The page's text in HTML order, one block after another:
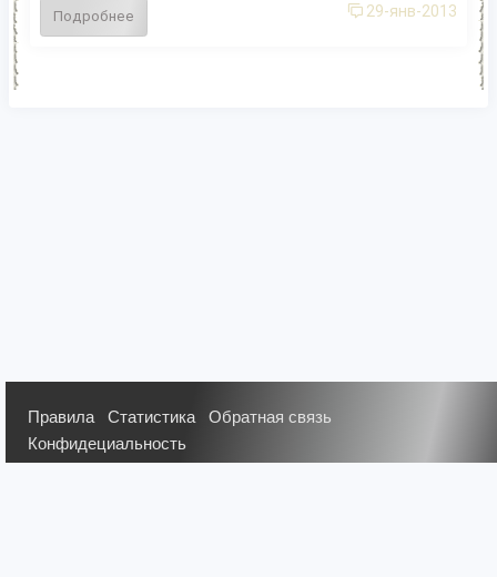
Подробнее 29-янв-2013
Правила Статистика
Обратная связь
Конфидециальность